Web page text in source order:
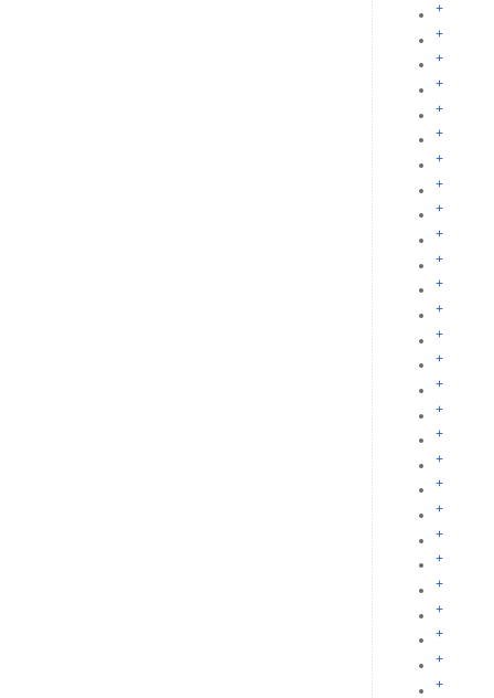
+
+
+
+
+
+
+
+
+
+
+
+
+
+
+
+
+
+
+
+
+
+
+
+
+
+
+
+